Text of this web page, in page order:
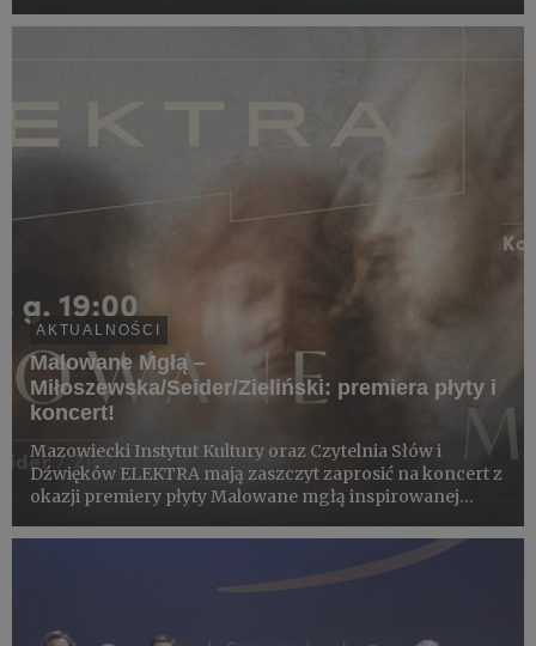
AKTUALNOŚCI
Malowane Mgłą –
Miłoszewska/Seider/Zieliński: premiera płyty i
koncert!
Mazowiecki Instytut Kultury oraz Czytelnia Słów i
Dźwięków ELEKTRA mają zaszczyt zaprosić na koncert z
okazji premiery płyty Malowane mgłą inspirowanej